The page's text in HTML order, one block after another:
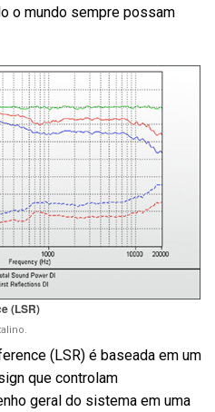
o mundo sempre possam
(LSR)
(LSR) é baseada em um
que controlam
geral do sistema em uma